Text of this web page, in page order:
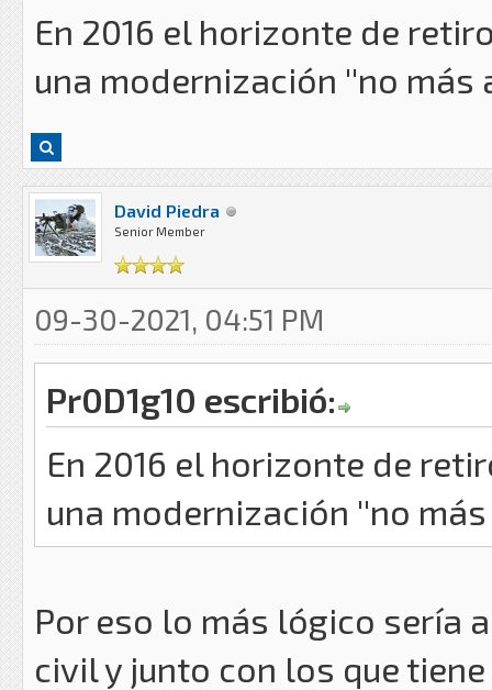
En 2016 el horizonte de
una modernización ''no más
David Piedra
Senior Member
09-30-2021, 04:51 PM
Pr0D1g10 escribió:
En 2016 el horizonte de
una modernización ''no
Por eso lo más lógico sería
civil y junto con los que